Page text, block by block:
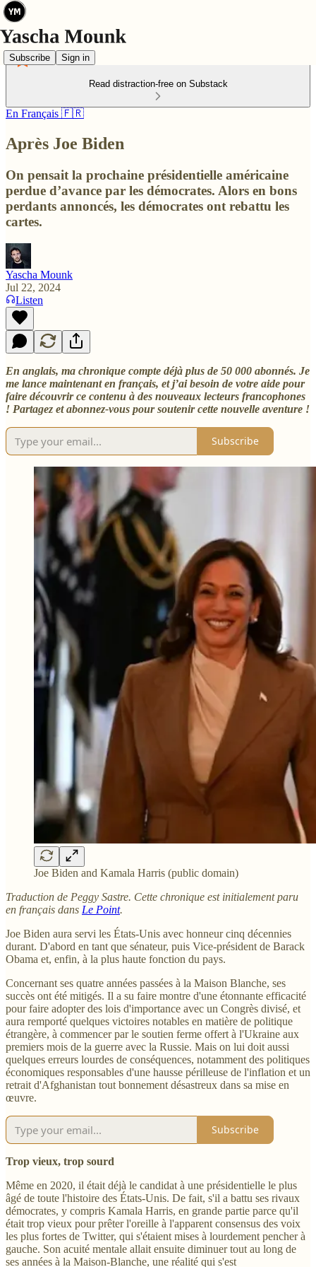
Subscribe Sign in
Read distraction-free on Substack
En Français 🇫🇷
Après Joe Biden
On pensait la prochaine présidentielle américaine
perdue d’avance par les démocrates. Alors en bons
perdants annoncés, les démocrates ont rebattu les
cartes.
Yascha Mounk
Jul 22, 2024
Listen
En anglais, ma chronique compte déjà plus de 50 000 abonnés. Je
me lance maintenant en français, et j’ai besoin de votre aide pour
faire découvrir ce contenu à des nouveaux lecteurs francophones
! Partagez et abonnez-vous pour soutenir cette nouvelle aventure !
Subscribe
Joe Biden and Kamala Harris (public domain)
Traduction de Peggy Sastre. Cette chronique est initialement paru
en français dans Le Point.
Joe Biden aura servi les États-Unis avec honneur cinq décennies
durant. D'abord en tant que sénateur, puis Vice-président de Barack
Obama et, enfin, à la plus haute fonction du pays.
Concernant ses quatre années passées à la Maison Blanche, ses
succès ont été mitigés. Il a su faire montre d'une étonnante efficacité
pour faire adopter des lois d'importance avec un Congrès divisé, et
aura remporté quelques victoires notables en matière de politique
étrangère, à commencer par le soutien ferme offert à l'Ukraine aux
premiers mois de la guerre avec la Russie. Mais on lui doit aussi
quelques erreurs lourdes de conséquences, notamment des politiques
économiques responsables d'une hausse périlleuse de l'inflation et un
retrait d'Afghanistan tout bonnement désastreux dans sa mise en
œuvre.
Subscribe
Trop vieux, trop sourd
Même en 2020, il était déjà le candidat à une présidentielle le plus
âgé de toute l'histoire des États-Unis. De fait, s'il a battu ses rivaux
démocrates, y compris Kamala Harris, en grande partie parce qu'il
était trop vieux pour prêter l'oreille à l'apparent consensus des voix
les plus fortes de Twitter, qui s'étaient mises à lourdement pencher à
gauche. Son acuité mentale allait ensuite diminuer tout au long de
ses années à la Maison-Blanche, une réalité qui s'est